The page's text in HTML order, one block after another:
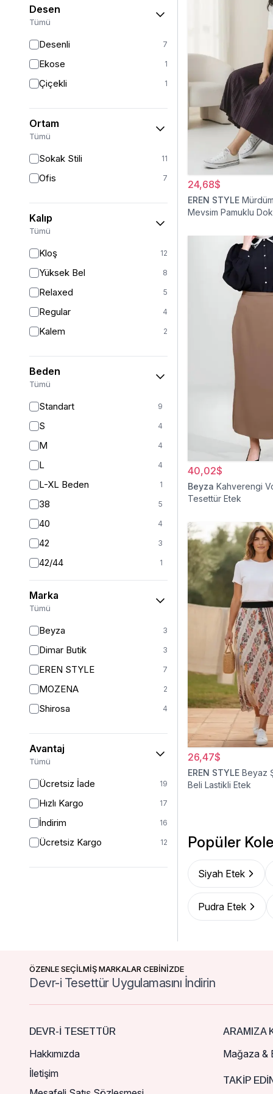
Desen
Tümü
Desenli 7
Ekose 1
Çiçekli 1
Ortam
Tümü
Sokak Stili 11
Ofis 7
Kalıp
Tümü
Kloş 12
Yüksek Bel 8
Relaxed 5
Regular 4
Kalem 2
Beden
Tümü
Standart 9
S 4
M 4
L 4
L-XL Beden 1
38 5
40 4
42 3
42/44 1
44 1
46 1
Marka
Tümü
Beyza 3
Dimar Butik 3
EREN STYLE 7
MOZENA 2
Shirosa 4
Avantaj
Tümü
Ücretsiz İade 19
Hızlı Kargo 17
İndirim 16
Ücretsiz Kargo 12
24,68$
EREN STYLE
Mevsim Pamuklu
40,02$
Beyza Kahverengi
Tesettür Etek
26,47$
EREN STYLE Beyaz
Beli Lastikli Etek
Popüler
Siyah Etek
Pudra Etek
ÖZENLE SEÇİLMİŞ MARKALAR CEBİNİZDE
Devr-i Tesettür Uygulamasını İndirin
DEVR-I TESETTÜR
Hakkımızda
İletişim
ARAMIZA
Mağaza &
TAKIP